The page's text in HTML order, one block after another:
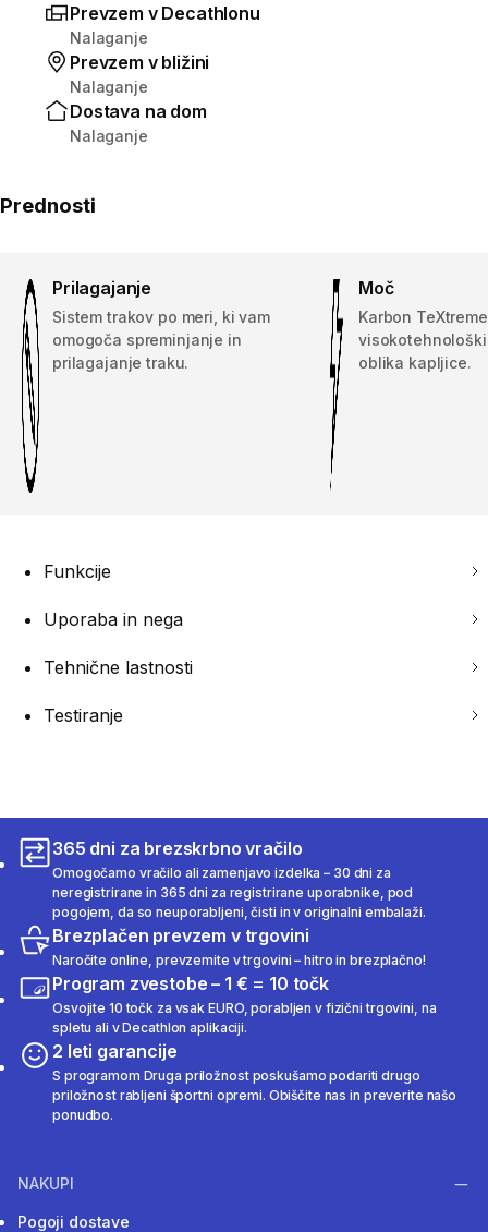
Prevzem v Decathlonu
Nalaganje
Prevzem v bližini
Nalaganje
Dostava na dom
Nalaganje
Prednosti
Prilagajanje
Sistem trakov po meri, ki vam
omogoča spreminjanje in
prilagajanje traku.
Moč
Karbon
oblika kapljice.
Funkcije
Uporaba in nega
Tehnične lastnosti
Testiranje
365 dni za brezskrbno vračilo
Omogočamo vračilo ali zamenjavo izdelka – 30 dni za
neregistrirane in 365 dni za registrirane uporabnike, pod
pogojem, da so neuporabljeni, čisti in v originalni embalaži.
Brezplačen prevzem v trgovini
Naročite online, prevzemite v trgovini – hitro in brezplačno!
Program zvestobe – 1 € = 10 točk
Osvojite 10 točk za vsak EURO, porabljen v fizični trgovini, na
spletu ali v Decathlon aplikaciji.
2 leti garancije
S programom Druga priložnost poskušamo podariti drugo
priložnost rabljeni športni opremi. Obiščite nas in preverite našo
ponudbo.
NAKUPI
Pogoji dostave